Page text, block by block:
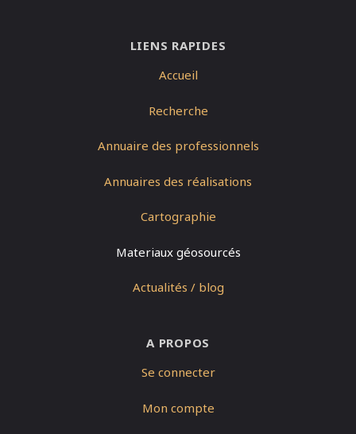
LIENS RAPIDES
Accueil
Recherche
Annuaire des professionnels
Annuaires des réalisations
Cartographie
Materiaux géosourcés
Actualités / blog
A PROPOS
Se connecter
Mon compte